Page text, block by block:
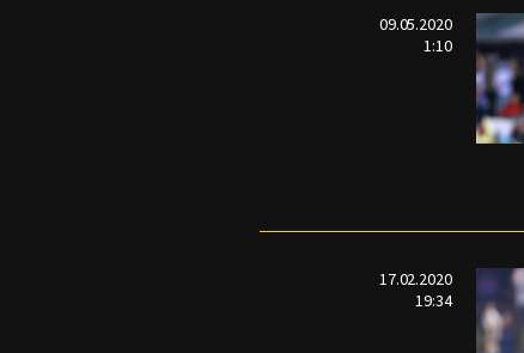
09.05.2020
1:10
17.02.2020
19:34